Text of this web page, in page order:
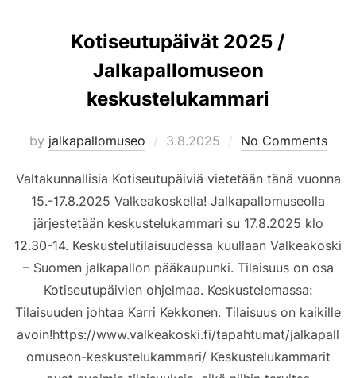
Kotiseutupäivät 2025 /
Jalkapallomuseon
keskustelukammari
by jalkapallomuseo
Posted
3.8.2025 No Comments
Valtakunnallisia Kotiseutupäiviä vietetään tänä vuonna
15.-17.8.2025 Valkeakoskella! Jalkapallomuseolla
järjestetään keskustelukammari su 17.8.2025 klo
12.30-14. Keskustelutilaisuudessa kuullaan Valkeakoski
– Suomen jalkapallon pääkaupunki. Tilaisuus on osa
Kotiseutupäivien ohjelmaa. Keskustelemassa:
Tilaisuuden johtaa Karri Kekkonen. Tilaisuus on kaikille
avoin!https://www.valkeakoski.fi/tapahtumat/jalkapall
omuseon-keskustelukammari/ Keskustelukammarit